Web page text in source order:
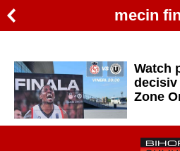
mecin
Watch
decisiv
Zone
de